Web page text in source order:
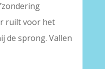
ruilt voor het
de sprong. Vallen